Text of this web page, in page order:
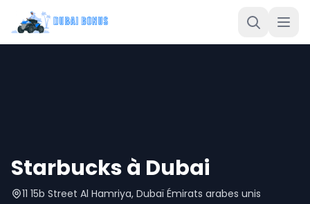
Starbucks à Dubai
11 15b Street Al Hamriya, Dubaï Émirats arabes unis